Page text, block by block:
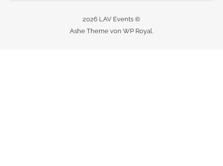
2026 LAV Events ©
Ashe Theme von WP Royal.